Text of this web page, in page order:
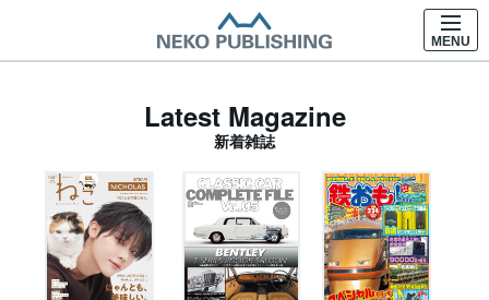
MENU
Latest Magazine
新着雑誌